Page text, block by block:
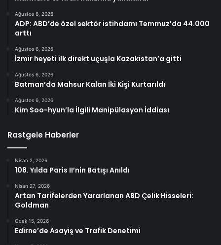
Ağustos 6, 2026
ADP: ABD’de özel sektör istihdamı Temmuz’da 44.000
arttı
Ağustos 6, 2026
İzmir heyeti ilk direkt uçuşla Kazakistan’a gitti
Ağustos 6, 2026
Batman’da Mahsur Kalan İki Kişi Kurtarıldı
Ağustos 6, 2026
Kim Soo-hyun’la İlgili Manipülasyon İddiası
Rastgele Haberler
Nisan 2, 2026
108. Yılda Paris II’nin Batışı Anıldı
Nisan 27, 2026
Artan Tarifelerden Yararlanan ABD Çelik Hisseleri:
Goldman
Ocak 15, 2026
Edirne’de Asayiş ve Trafik Denetimi